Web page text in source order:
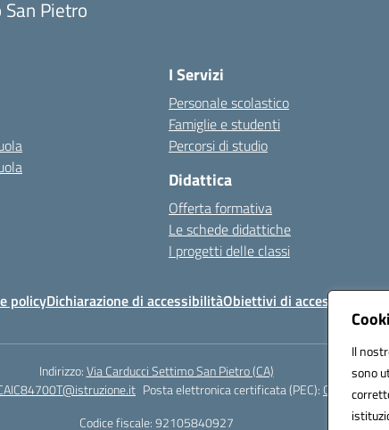
Il
sono
Pietro
I Servizi
Personale scolastico
Famiglie e studenti
Percorsi di studio
Didattica
Offerta formativa
Le schede didattiche
I progetti delle classi
policyDichiarazione di accessibilitàObiettivi di accessibilità
Indirizzo:Via Carducci Settimo San Pietro (CA)
Posta elettronica certificata (PEC):
Codice fiscale: 92105840927